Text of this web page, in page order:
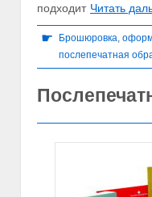
подходит Читать
☛ Брошюровка
послепечатная